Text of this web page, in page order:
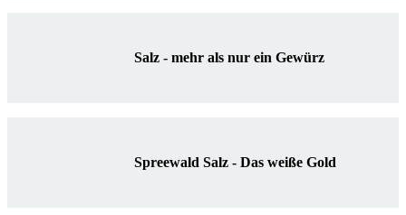
Salz - mehr als nur ein Gewürz
Spreewald Salz - Das weiße Gold